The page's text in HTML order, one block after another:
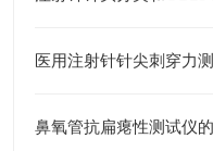
医用注射针针尖刺穿力
鼻氧管抗扁瘪性测试仪